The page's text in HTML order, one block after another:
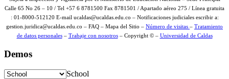
Calle 65 No 26 – 10 / Tel +57 6 8781500 Fax 8781501 / Apartado aéreo 275 / Línea gratuita
: 01-8000-512120 E-mail ucaldas@ucaldas.edu.co – Notificaciones judiciales escribir a:
gestion.juridica@ucaldas.edu.co – FAQ – Mapa del Sitio – Número de visitas – Tratamiento
de datos personales– Trabaje con nosotros– Copyright © – Universidad de Caldas
Demos
School